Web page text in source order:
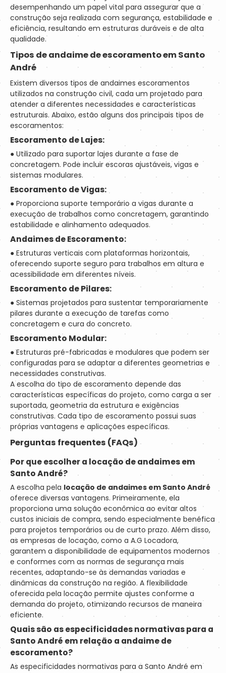
desempenhando um papel vital para assegurar que a
construção seja realizada com segurança, estabilidade e
eficiência, resultando em estruturas duráveis e de alta
qualidade.
Tipos deandaime de escoramento em Santo
André
Existem diversos tipos de andaimes escoramentos
utilizados na construção civil, cada um projetado para
atender a diferentes necessidades e características
estruturais. Abaixo, estão alguns dos principais tipos de
escoramentos:
Escoramento de Lajes:
● Utilizado para suportar lajes durante a fase de
concretagem. Pode incluir escoras ajustáveis, vigas e
sistemas modulares.
Escoramento de Vigas:
● Proporciona suporte temporário a vigas durante a
execução de trabalhos como concretagem, garantindo
estabilidade e alinhamento adequados.
Andaimes de Escoramento:
● Estruturas verticais com plataformas horizontais,
oferecendo suporte seguro para trabalhos em altura e
acessibilidade em diferentes níveis.
Escoramento de Pilares:
● Sistemas projetados para sustentar temporariamente
pilares durante a execução de tarefas como
concretagem e cura do concreto.
Escoramento Modular:
● Estruturas pré-fabricadas e modulares que podem ser
configuradas para se adaptar a diferentes geometrias e
necessidades construtivas.
A escolha do tipo de escoramento depende das
características específicas do projeto, como carga a ser
suportada, geometria da estrutura e exigências
construtivas. Cada tipo de escoramento possui suas
próprias vantagens e aplicações específicas.
Perguntas frequentes (FAQs)
Por que escolher a locação de andaimes em
Santo André?
A escolha pela locação de andaimes em Santo André
oferece diversas vantagens. Primeiramente, ela
proporciona uma solução econômica ao evitar altos
custos iniciais de compra, sendo especialmente benéfica
para projetos temporários ou de curto prazo. Além disso,
as empresas de locação, como a A.G Locadora,
garantem a disponibilidade de equipamentos modernos
e conformes com as normas de segurança mais
recentes, adaptando-se às demandas variadas e
dinâmicas da construção na região. A flexibilidade
oferecida pela locação permite ajustes conforme a
demanda do projeto, otimizando recursos de maneira
eficiente.
Quais são as especificidades normativas para a
Santo André em relação a andaime de
escoramento?
As especificidades normativas para a Santo André em